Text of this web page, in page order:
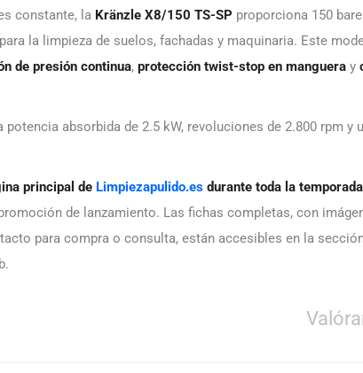
constante, la Kränzle X8/150 TS-SP proporciona 150
la limpieza de suelos, fachadas y maquinaria. Este
de presión continua, protección twist-stop en manguera y
absorbida de 2.5 kW, revoluciones de 2.800 rpm y
principal de Limpiezapulido.es durante toda la
de lanzamiento. Las fichas completas, con
para compra o consulta, están accesibles en la